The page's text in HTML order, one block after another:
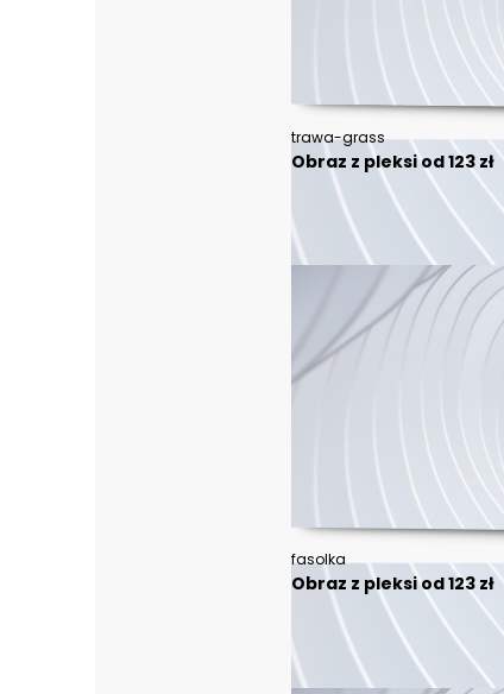
trawa-grass
Obraz z pleksi od 123 zł
fasolka
Obraz z pleksi od 123 zł